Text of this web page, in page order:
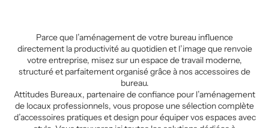
Parce que l’aménagement de votre bureau influence
directement la productivité au quotidien et l’image que renvoie
votre entreprise, misez sur un espace de travail moderne,
structuré et parfaitement organisé grâce à nos accessoires de
bureau.
Attitudes Bureaux, partenaire de confiance pour l’aménagement
de locaux professionnels, vous propose une sélection complète
d’accessoires pratiques et design pour équiper vos espaces avec